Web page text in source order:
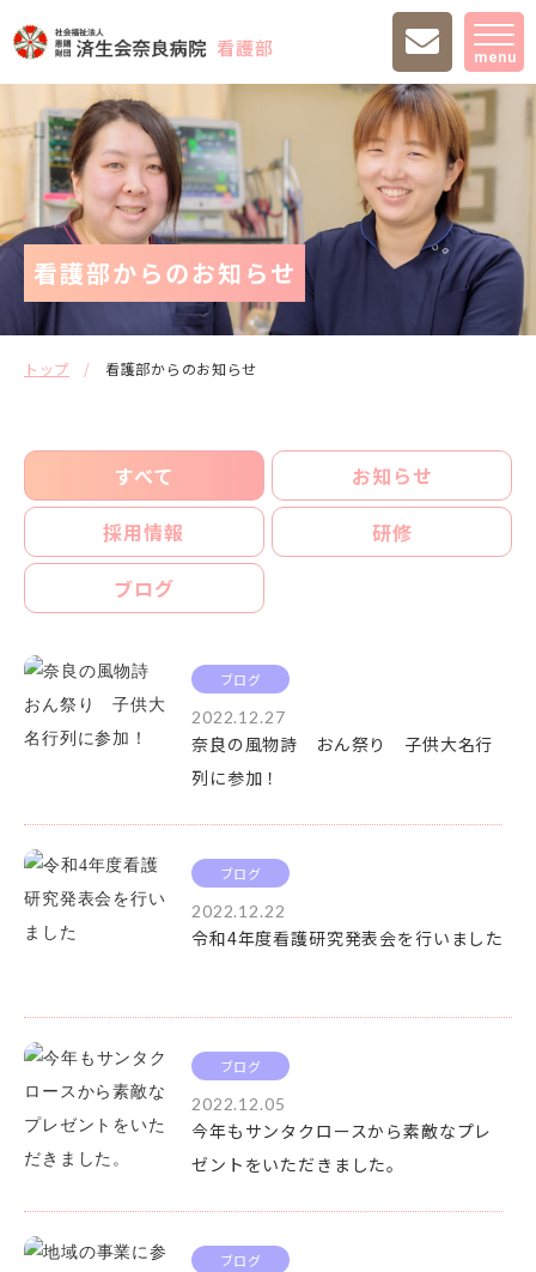
menu
看護部からのお知らせ
トップ 看護部からのお知らせ
すべて
お知らせ
採用情報
研修
ブログ
ブログ
2022.12.27
奈良の風物詩 おん祭り 子供大名行
列に参加！
ブログ
2022.12.22
令和4年度看護研究発表会を行いました
ブログ
2022.12.05
今年もサンタクロースから素敵なプレ
ゼントをいただきました。
ブログ